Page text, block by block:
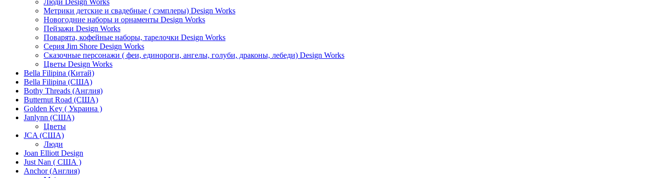
Люди Design Works
Метрики детские и свадебные ( сэмплеры) Design Works
Новогодние наборы и орнаменты Design Works
Пейзажи Design Works
Поварята, кофейные наборы, тарелочки Design Works
Серия Jim Shore Design Works
Сказочные персонажи ( феи, единороги, ангелы, голуби, драконы, лебеди) Design Works
Цветы Design Works
Bella Filipina (Китай)
Bella Filipina (США)
Bothy Threads (Англия)
Butternut Road (США)
Golden Key ( Украина )
Janlynn (США)
Цветы
JCA (США)
Люди
Joan Elliott Design
Just Nan ( США )
Anchor (Англия)